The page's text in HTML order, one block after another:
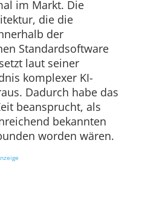
im Markt. Die
die die
der
Standardsoftware
laut seiner
komplexer KI-
Dadurch habe das
beansprucht, als
bekannten
worden wären.